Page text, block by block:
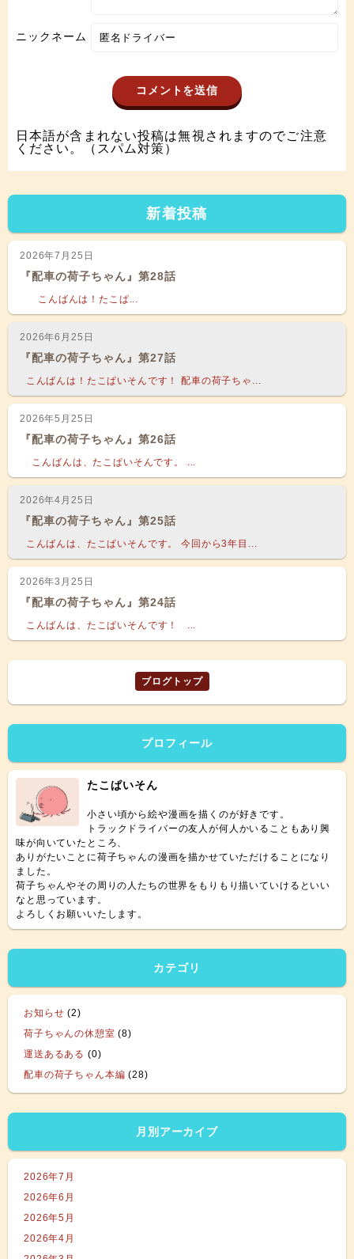
ニックネーム
日本語が含まれない投稿は無視されますのでご注意
ください。（スパム対策）
新着投稿
2026年7月25日
『配車の荷子ちゃん』第28話
こんばんは！たこぱ...
2026年6月25日
『配車の荷子ちゃん』第27話
こんばんは！たこぱいそんです！ 配車の荷子ちゃ...
2026年5月25日
『配車の荷子ちゃん』第26話
こんばんは、たこぱいそんです。 ...
2026年4月25日
『配車の荷子ちゃん』第25話
こんばんは、たこぱいそんです。 今回から3年目...
2026年3月25日
『配車の荷子ちゃん』第24話
こんばんは、たこぱいそんです！ ...
ブログトップ
プロフィール
たこぱいそん
小さい頃から絵や漫画を描くのが好きです。
トラックドライバーの友人が何人かいることもあり興
味が向いていたところ、
ありがたいことに荷子ちゃんの漫画を描かせていただけることになり
ました。
荷子ちゃんやその周りの人たちの世界をもりもり描いていけるといい
なと思っています。
よろしくお願いいたします。
カテゴリ
お知らせ (2)
荷子ちゃんの休憩室 (8)
運送あるある (0)
配車の荷子ちゃん本編 (28)
月別アーカイブ
2026年7月
2026年6月
2026年5月
2026年4月